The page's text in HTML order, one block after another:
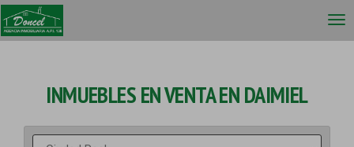
INMUEBLES EN VENTA EN DAIMIEL